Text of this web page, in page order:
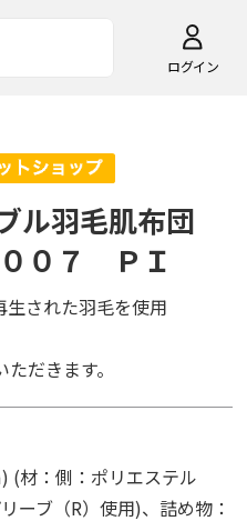
ログイン
ル羽毛肌布団
０７ ＰＩ
された羽毛を使用
だきます。
：側：ポリエステル
ーブ（R）使用)、詰め物：